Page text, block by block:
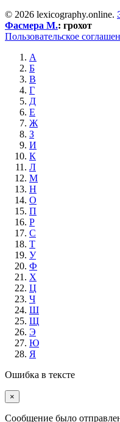
© 2026 lexicography.online.
Фасмера М.: грохот
Пользовательское
А
Б
В
Г
Д
Е
Ж
З
И
К
Л
М
Н
О
П
Р
С
Т
У
Ф
Х
Ц
Ч
Ш
Щ
Э
Ю
Я
Ошибка в тексте
×
Cообщение было